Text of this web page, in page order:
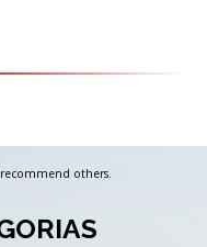
others.